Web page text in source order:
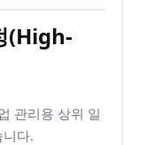
(High-
관리용 상위 일
다.